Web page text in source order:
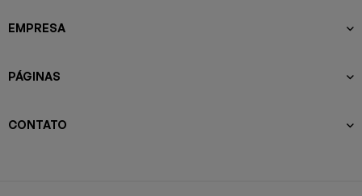
EMPRESA
PÁGINAS
CONTATO